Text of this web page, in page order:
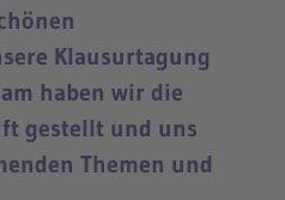
Klausurtagung
haben wir die
gestellt und uns
Themen und